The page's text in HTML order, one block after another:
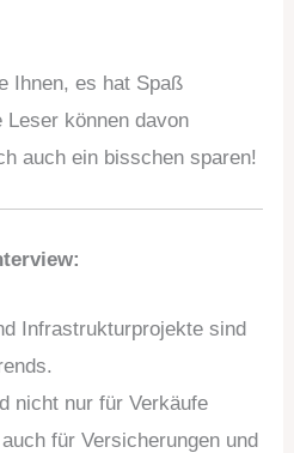
Ihnen, es hat Spaß
können davon
auch ein bisschen sparen!
Infrastrukturprojekte sind
nicht nur für Verkäufe
für Versicherungen und